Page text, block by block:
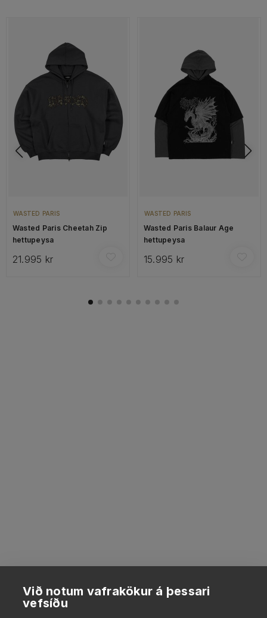
Við notum vafrakökur á þessari
vefsíðu
WASTED PARIS
Wasted Paris Cheetah Zip
hettupeysa
21.995 kr
WASTED PARIS
Wasted Paris Balaur Age
hettupeysa
15.995 kr